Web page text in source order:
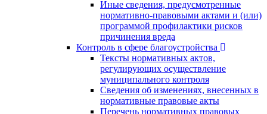
Иные сведения, предусмотренные
нормативно-правовыми актами и (или)
программой профилактики рисков
причинения вреда
Контроль в сфере благоустройства
Тексты нормативных актов,
регулирующих осуществление
муниципального контроля
Сведения об изменениях, внесенных в
нормативные правовые акты
Перечень нормативных правовых